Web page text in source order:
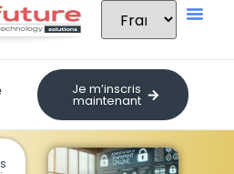
Je m’inscris
maintenant